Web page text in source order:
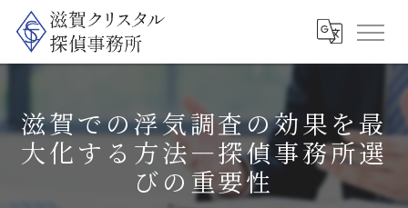
滋賀での浮気調査の効果を最
大化する方法—探偵事務所選
びの重要性